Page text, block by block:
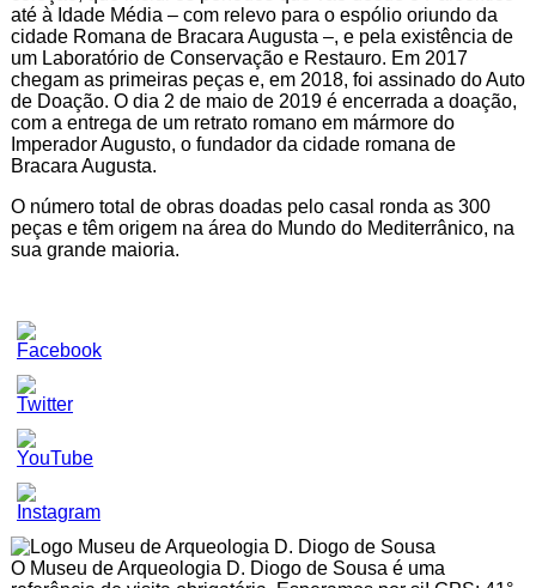
até à Idade Média – com relevo para o espólio oriundo da
cidade Romana de Bracara Augusta –, e pela existência de
um Laboratório de Conservação e Restauro. Em 2017
chegam as primeiras peças e, em 2018, foi assinado do Auto
de Doação. O dia 2 de maio de 2019 é encerrada a doação,
com a entrega de um retrato romano em mármore do
Imperador Augusto, o fundador da cidade romana de
Bracara Augusta.
O número total de obras doadas pelo casal ronda as 300
peças e têm origem na área do Mundo do Mediterrânico, na
sua grande maioria.
Set
Youtube
Channel
ID
O Museu de Arqueologia D. Diogo de Sousa é uma